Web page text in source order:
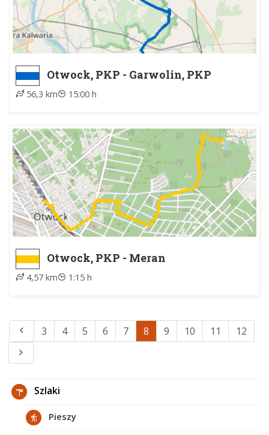
Otwock, PKP - Garwolin, PKP
56,3 km 15:00 h
Otwock, PKP - Meran
4,57 km 1:15 h
3 4 5 6 7 8 9 10 11 12
Szlaki
Pieszy